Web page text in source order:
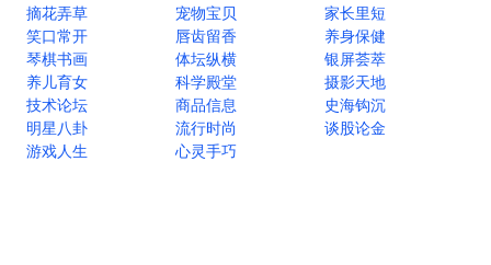
摘花弄草
宠物宝贝
家长里短
笑口常开
唇齿留香
养身保健
琴棋书画
体坛纵横
银屏荟萃
养儿育女
科学殿堂
摄影天地
技术论坛
商品信息
史海钩沉
明星八卦
流行时尚
谈股论金
游戏人生
心灵手巧